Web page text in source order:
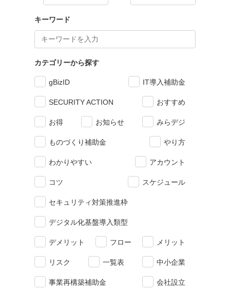
キーワード
カテゴリーから探す
gBizID IT導入補助金
SECURITY ACTION おすすめ
お得 お知らせ みらデジ
ものづくり補助金 やり方
わかりやすい アカウント
コツ スケジュール
セキュリティ対策推進枠
デジタル化基盤導入類型
デメリット フロー メリット
リスク 一覧表 中小企業
事業再構築補助金 会社設立